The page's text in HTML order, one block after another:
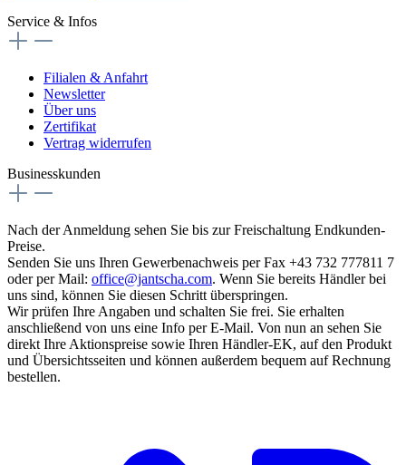
Service & Infos
Filialen & Anfahrt
Newsletter
Über uns
Zertifikat
Vertrag widerrufen
Businesskunden
Nach der Anmeldung sehen Sie bis zur Freischaltung Endkunden-
Preise.
Senden Sie uns Ihren Gewerbenachweis per Fax +43 732 777811 7
oder per Mail: office@jantscha.com. Wenn Sie bereits Händler bei
uns sind, können Sie diesen Schritt überspringen.
Wir prüfen Ihre Angaben und schalten Sie frei. Sie erhalten
anschließend von uns eine Info per E-Mail. Von nun an sehen Sie
direkt Ihre Aktionspreise sowie Ihren Händler-EK, auf den Produkt
und Übersichtsseiten und können außerdem bequem auf Rechnung
bestellen.